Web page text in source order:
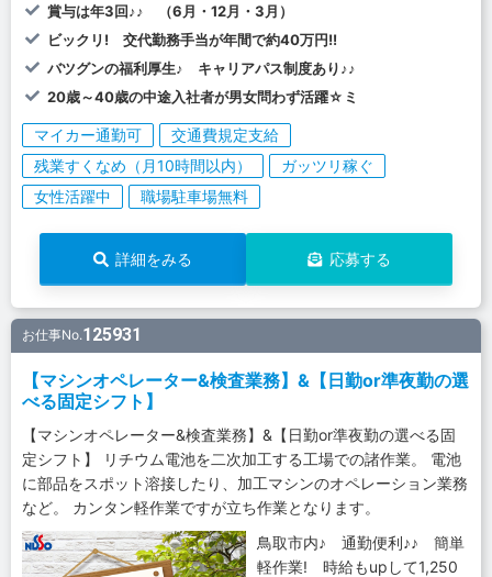
賞与は年3回♪♪ （6月・12月・3月）
ビックリ! 交代勤務手当が年間で約40万円!!
バツグンの福利厚生♪ キャリアパス制度あり♪♪
20歳～40歳の中途入社者が男女問わず活躍☆ミ
マイカー通勤可
交通費規定支給
残業すくなめ（月10時間以内）
ガッツリ稼ぐ
女性活躍中
職場駐車場無料
詳細をみる 応募する
お仕事No.125931
【マシンオペレーター&検査業務】&【日勤or準夜勤の選
べる固定シフト】
【マシンオペレーター&検査業務】&【日勤or準夜勤の選べる固
定シフト】 リチウム電池を二次加工する工場での諸作業。 電池
に部品をスポット溶接したり、加工マシンのオペレーション業務
など。 カンタン軽作業ですが立ち作業となります。
鳥取市内♪ 通勤便利♪♪ 簡単
軽作業! 時給もupして1,250